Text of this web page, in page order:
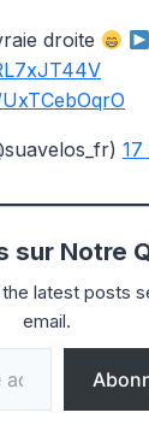
droite
17
sur Notre
latest posts
email.